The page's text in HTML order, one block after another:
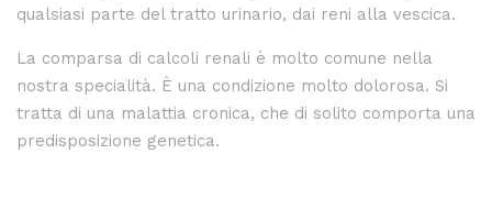
qualsiasi parte del tratto urinario, dai reni alla vescica.
La comparsa di calcoli renali è molto comune nella
nostra specialità. È una condizione molto dolorosa. Si
tratta di una malattia cronica, che di solito comporta una
predisposizione genetica.